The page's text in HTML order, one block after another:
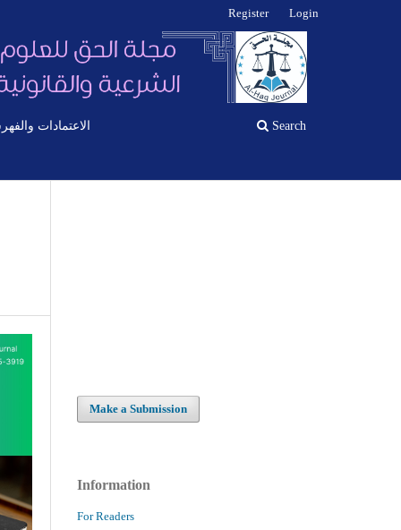
الاعتمادات Search
Register Login
Make a Submission
Information
For Readers